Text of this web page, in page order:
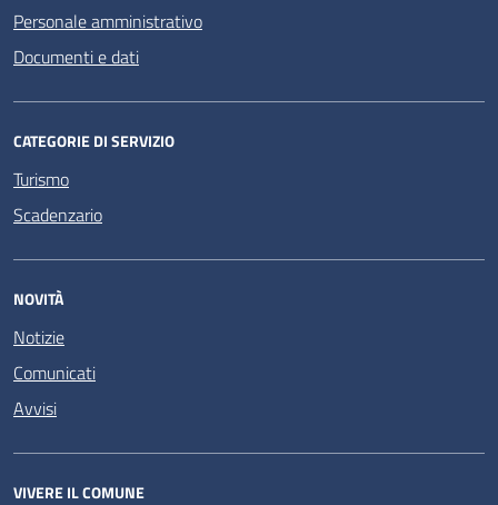
Personale amministrativo
Documenti e dati
CATEGORIE DI SERVIZIO
Turismo
Scadenzario
NOVITÀ
Notizie
Comunicati
Avvisi
VIVERE IL COMUNE